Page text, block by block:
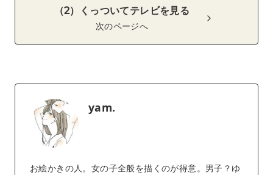
（2）くっついてテレビを見る
次のページへ
yam.
お絵かきの人。女の子全般を描くのが得意。男子？ゆ